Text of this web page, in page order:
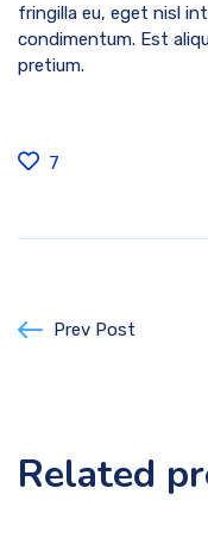
fringilla eu, eget nisl
condimentum. Est
pretium.
7
Prev Post
Related